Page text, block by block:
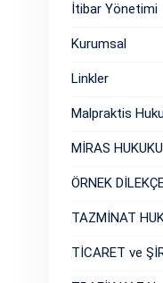
İtibar Yönetimi
Kurumsal
Linkler
Malpraktis
MİRAS HUKUKU
ÖRNEK
TAZMİNAT
TİCARET ve